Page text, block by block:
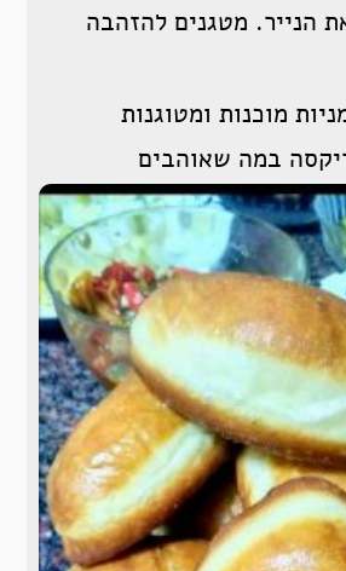
הנייר. מטגנים להזהבה
מוכנות ומטוגנות
במה שאוהבים